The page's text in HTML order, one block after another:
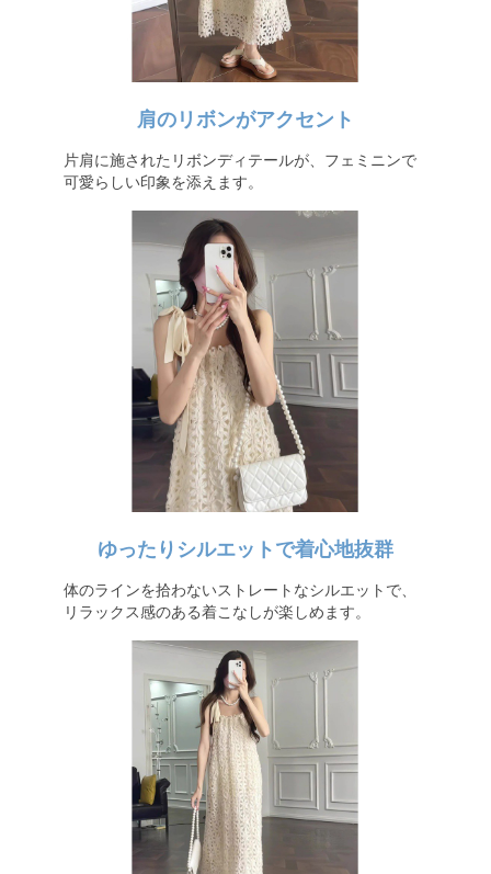
肩のリボンがアクセント
片肩に施されたリボンディテールが、フェミニンで
可愛らしい印象を添えます。
ゆったりシルエットで着心地抜群
体のラインを拾わないストレートなシルエットで、
リラックス感のある着こなしが楽しめます。